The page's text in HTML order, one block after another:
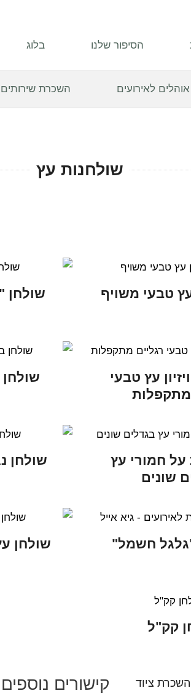
הסיפור שלנו בלוג
לאירועים השכרת שירותים
שולחנות עץ
טבעי משויף שולחן
עץ טבעי
מתקפלות
חמורי עץ
שונים
שולחן
חשמל" שולחן עץ
קק"ל
השכרת ציוד
קישורים נוספים